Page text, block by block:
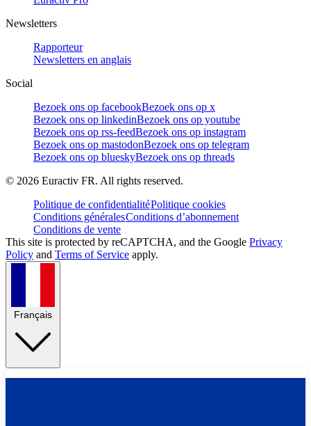
Newsletters
Rapporteur
Newsletters en anglais
Social
Bezoek ons op facebookBezoek ons op x
Bezoek ons op linkedinBezoek ons op youtube
Bezoek ons op rss-feedBezoek ons op instagram
Bezoek ons op mastodonBezoek ons op telegram
Bezoek ons op blueskyBezoek ons op threads
© 2026 Euractiv FR. All rights reserved.
Politique de confidentialitéPolitique cookies
Conditions généralesConditions d’abonnement
Conditions de vente
This site is protected by reCAPTCHA, and the Google Privacy
Policy and Terms of Service apply.
Français